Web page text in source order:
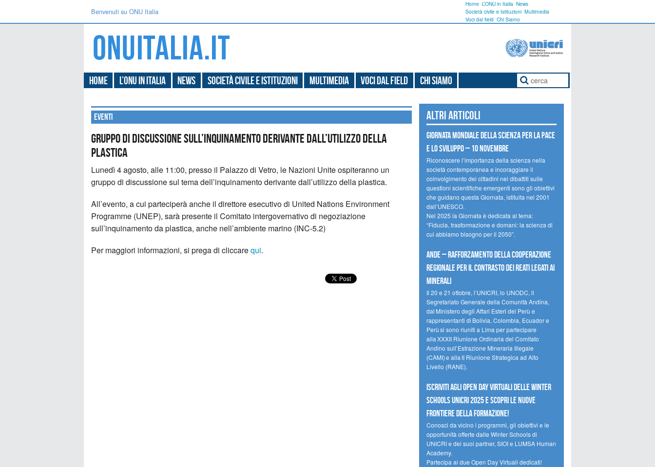
Benvenuti su ONU Italia
Home L’ONU in Italia News
Società civile e Istituzioni Multimedia
Voci dal field Chi Siamo
Home L’ONU in Italia News Società civile e Istituzioni Multimedia Voci dal field Chi Siamo
Eventi
Gruppo di discussione sull’inquinamento derivante dall’utilizzo della
plastica
Lunedì 4 agosto, alle 11:00, presso il Palazzo di Vetro, le Nazioni Unite ospiteranno un
gruppo di discussione sul tema dell’inquinamento derivante dall’utilizzo della plastica.
All’evento, a cui parteciperà anche il direttore esecutivo di United Nations Environment
Programme (UNEP), sarà presente il Comitato intergovernativo di negoziazione
sull’inquinamento da plastica, anche nell’ambiente marino (INC-5.2)
Per maggiori informazioni, si prega di cliccarequi.
Altri articoli
Giornata mondiale della scienza per la pace
e lo sviluppo – 10 novembre
Riconoscere l’importanza della scienza nella
società contemporanea e incoraggiare il
coinvolgimento dei cittadini nei dibattiti sulle
questioni scientifiche emergenti sono gli obiettivi
che guidano questa Giornata, istituita nel 2001
dall’UNESCO.
Nel 2025 la Giornata è dedicata al tema:
“Fiducia, trasformazione e domani: la scienza di
cui abbiamo bisogno per il 2050”.
Ande – Rafforzamento della cooperazione
regionale per il contrasto dei reati legati ai
minerali
Il 20 e 21 ottobre, l’UNICRI, lo UNODC, il
Segretariato Generale della Comunità Andina,
dal Ministero degli Affari Esteri del Perù e
rappresentanti di Bolivia, Colombia, Ecuador e
Perù si sono riuniti a Lima per partecipare
alla XXXII Riunione Ordinaria del Comitato
Andino sull’Estrazione Mineraria Illegale
(CAMI) e alla II Riunione Strategica ad Alto
Livello (RANE).
Iscriviti agli Open Day Virtuali delle Winter
Schools UNICRI 2025 e scopri le nuove
frontiere della formazione!
Conosci da vicino i programmi, gli obiettivi e le
opportunità offerte dalle Winter Schools di
UNICRI e dei suoi partner, SIOI e LUMSA Human
Academy.
Partecipa ai due Open Day Virtuali dedicati!